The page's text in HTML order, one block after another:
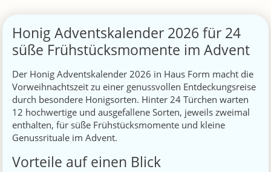
Honig Adventskalender 2026 für 24
süße Frühstücksmomente im Advent
Der Honig Adventskalender 2026 in Haus Form macht die
Vorweihnachtszeit zu einer genussvollen Entdeckungsreise
durch besondere Honigsorten. Hinter 24 Türchen warten
12 hochwertige und ausgefallene Sorten, jeweils zweimal
enthalten, für süße Frühstücksmomente und kleine
Genussrituale im Advent.
Vorteile auf einen Blick